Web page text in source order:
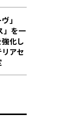
」
」を一
化し
アセ